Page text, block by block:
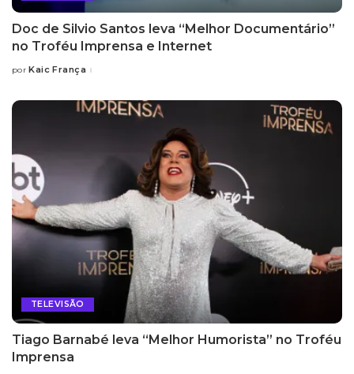
Doc de Silvio Santos leva “Melhor Documentário”
no Troféu Imprensa e Internet
Posted
por Kaic França
TELEVISÃO
Tiago Barnabé leva “Melhor Humorista” no Troféu
Imprensa